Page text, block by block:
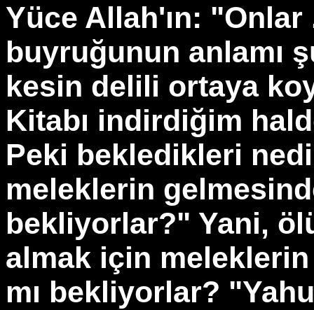
Yüce Allah'ın:
buyruğunun anlamı
kesin delili ortaya
Kitabı indirdiğim
Peki bekledikleri
meleklerin
bekliyorlar?" Yani,
almak için meleklerin
mı bekliyorlar?